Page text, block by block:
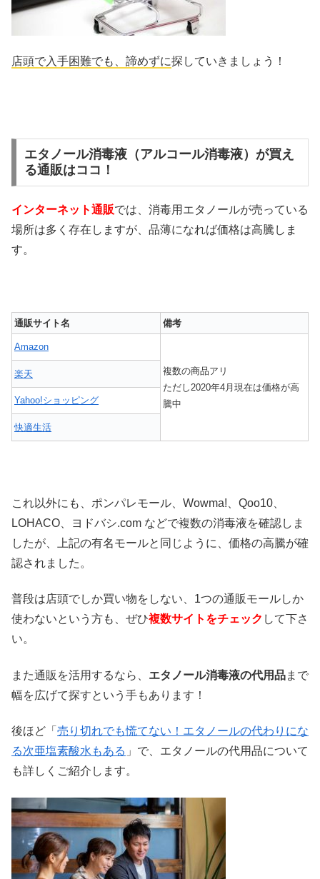
店頭で入手困難でも、諦めずに探していきましょう！
エタノール消毒液（アルコール消毒液）が買え
る通販はココ！
インターネット通販では、消毒用エタノールが売っている
場所は多く存在しますが、品薄になれば価格は高騰しま
す。
通販サイト名 備考
Amazon
複数の商品アリ
ただし2020年4月現在は価格が高
騰中
楽天
Yahoo!ショッピング
快適生活
これ以外にも、ポンパレモール、Wowma!、Qoo10、
LOHACO、ヨドバシ.com などで複数の消毒液を確認しま
したが、上記の有名モールと同じように、価格の高騰が確
認されました。
普段は店頭でしか買い物をしない、1つの通販モールしか
使わないという方も、ぜひ複数サイトをチェック して下さ
い。
また通販を活用するなら、 エタノール消毒液の代用品まで
幅を広げて探すという手もあります！
後ほど「 売り切れでも慌てない！エタノールの代わりにな
る次亜塩素酸水もある 」で、エタノールの代用品について
も詳しくご紹介します。